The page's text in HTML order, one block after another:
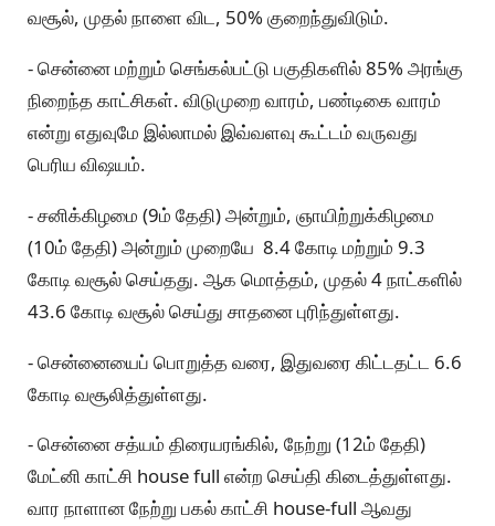
வசூல், முதல் நாளை விட, 50% குறைந்துவிடும்.
- சென்னை மற்றும் செங்கல்பட்டு பகுதிகளில் 85% அரங்கு
நிறைந்த காட்சிகள். விடுமுறை வாரம், பண்டிகை வாரம்
என்று எதுவுமே இல்லாமல் இவ்வளவு கூட்டம் வருவது
பெரிய விஷயம்.
- சனிக்கிழமை (9ம் தேதி) அன்றும், ஞாயிற்றுக்கிழமை
(10ம் தேதி) அன்றும் முறையே 8.4 கோடி மற்றும் 9.3
கோடி வசூல் செய்தது. ஆக மொத்தம், முதல் 4 நாட்களில்
43.6 கோடி வசூல் செய்து சாதனை புரிந்துள்ளது.
- சென்னையைப் பொறுத்த வரை, இதுவரை கிட்டதட்ட 6.6
கோடி வசூலித்துள்ளது.
- சென்னை சத்யம் திரையரங்கில், நேற்று (12ம் தேதி)
மேட்னி காட்சி house full என்ற செய்தி கிடைத்துள்ளது.
வார நாளான நேற்று பகல் காட்சி house-full ஆவது